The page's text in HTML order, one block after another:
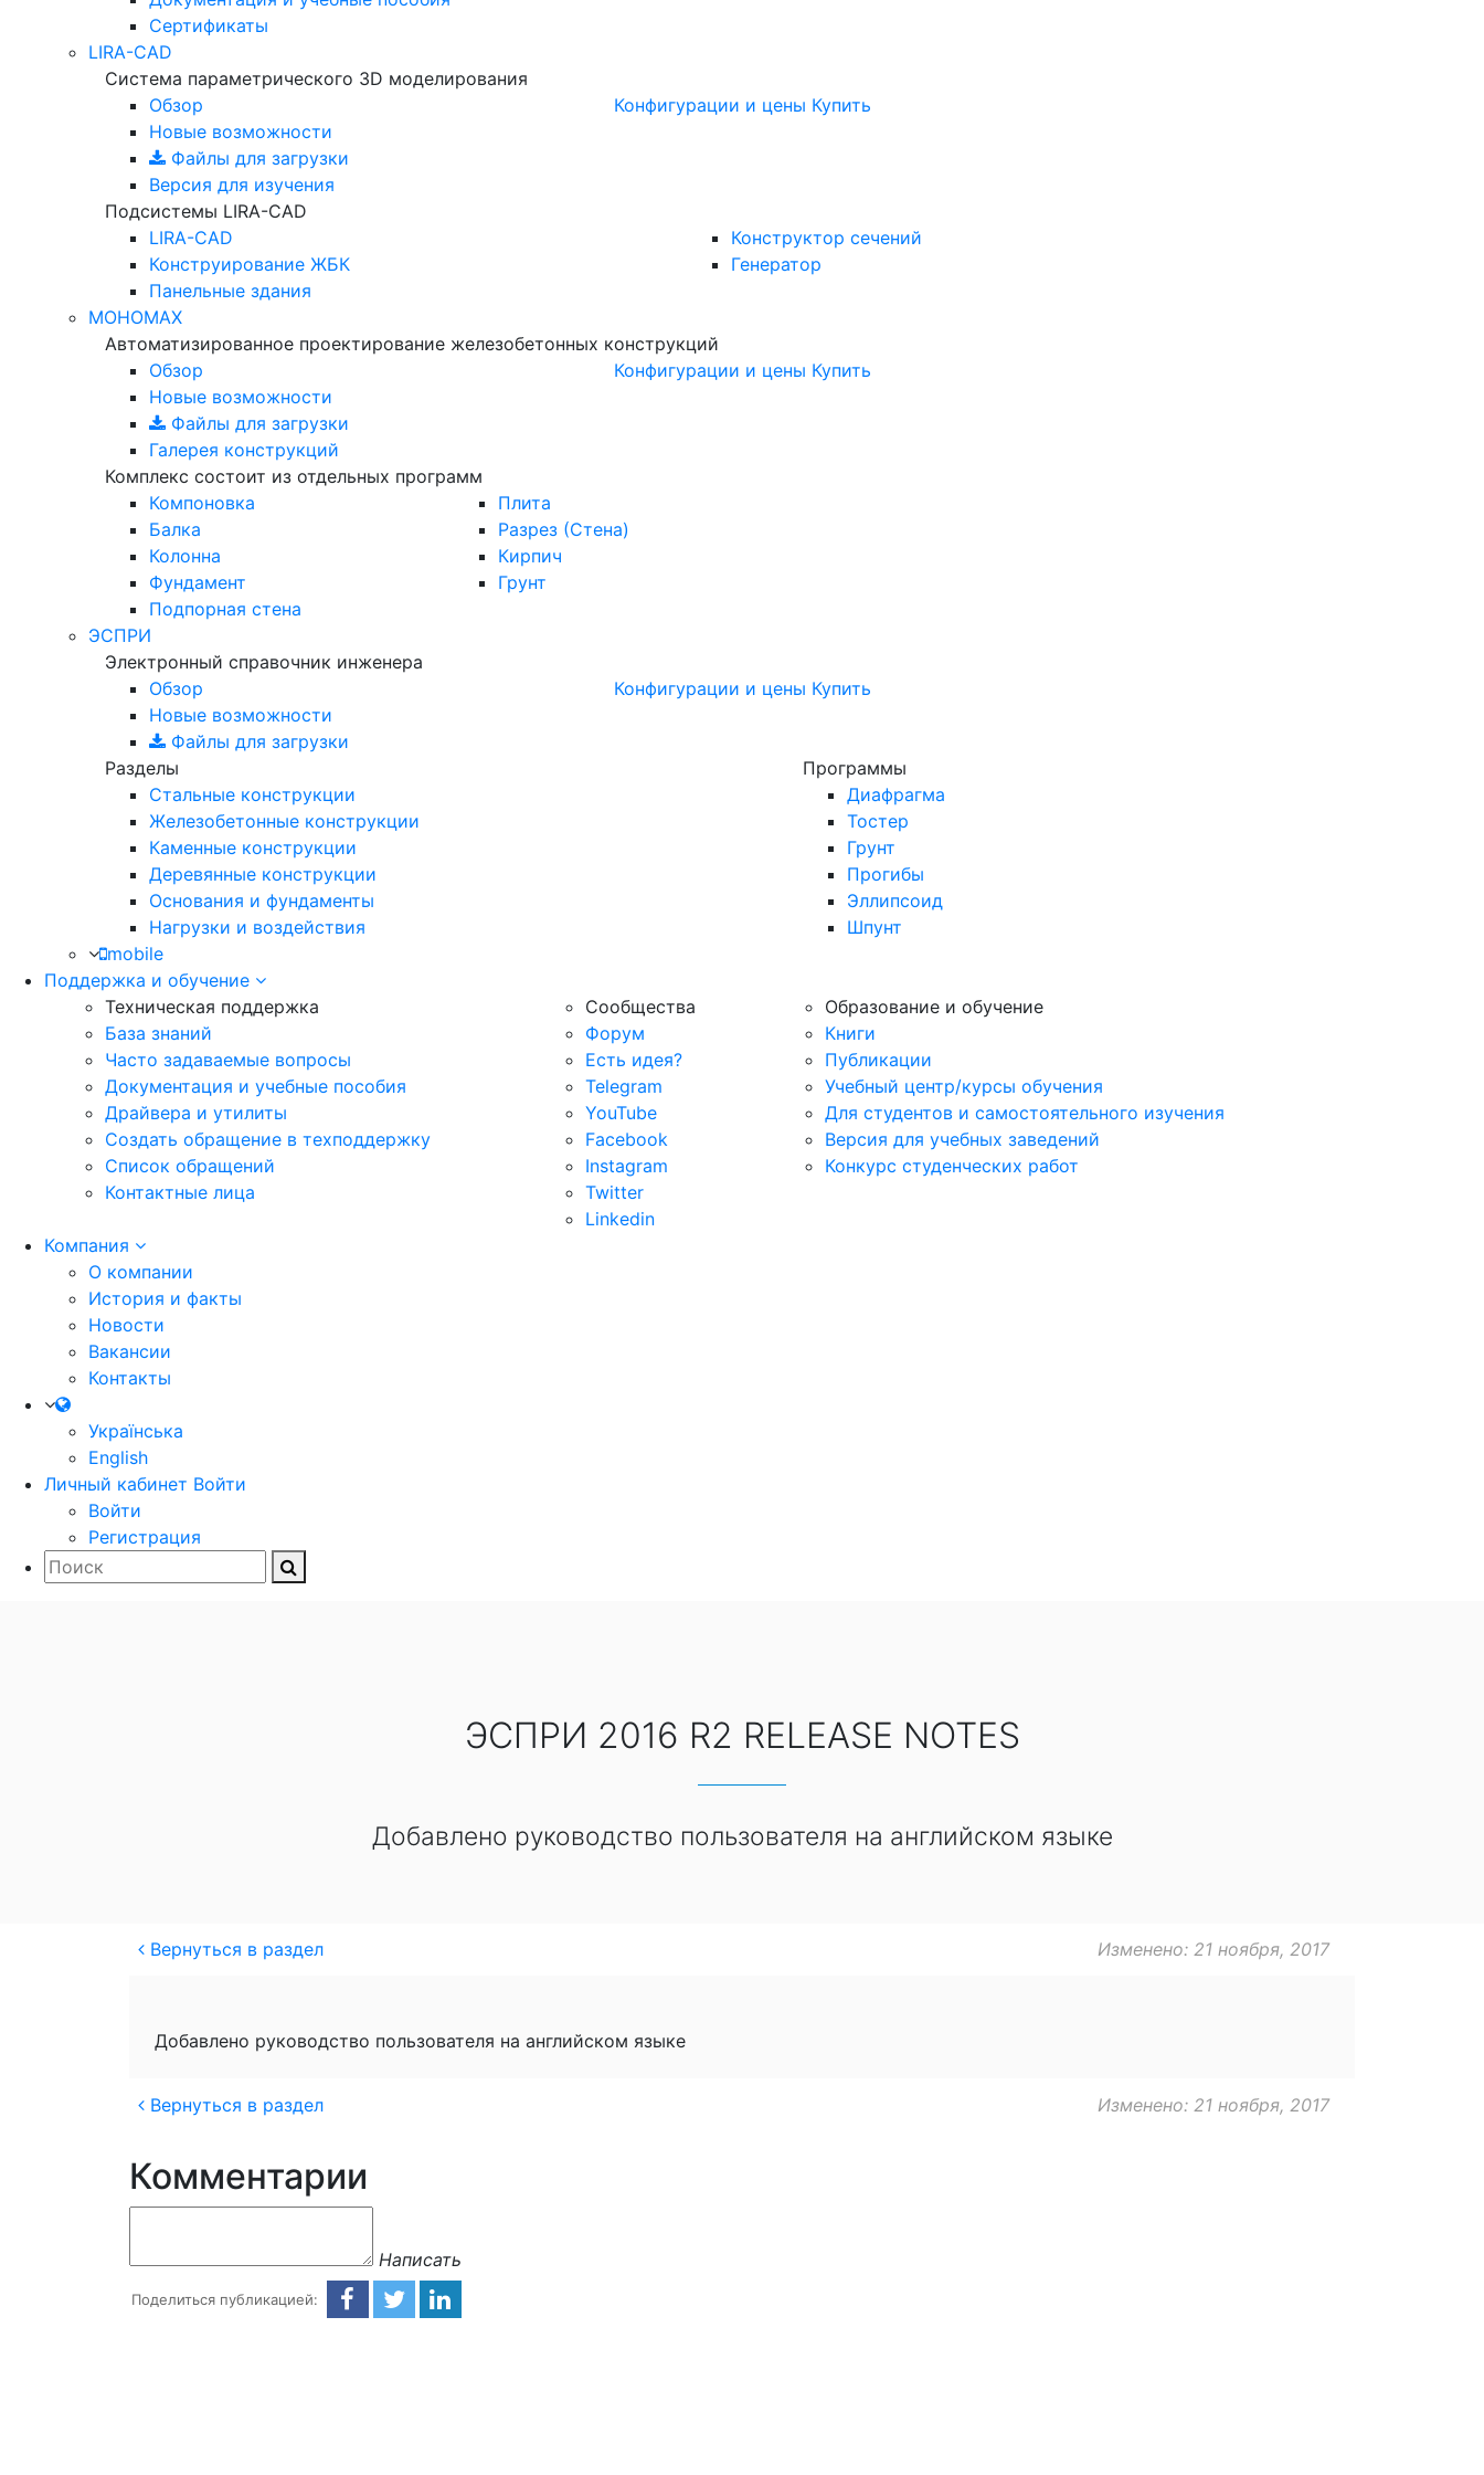
Сертификаты
LIRA-CAD
Система параметрического 3D моделирования
Обзор
Новые возможности
Файлы для загрузки
Версия для изучения
Конфигурации и цены Купить
Подсистемы LIRA-CAD
LIRA-CAD
Конструирование ЖБК
Панельные здания
Конструктор сечений
Генератор
МОНОМАХ
Автоматизированное проектирование железобетонных конструкций
Обзор
Новые возможности
Файлы для загрузки
Галерея конструкций
Конфигурации и цены Купить
Комплекс состоит из отдельных программ
Компоновка
Балка
Колонна
Фундамент
Подпорная стена
Плита
Разрез (Стена)
Кирпич
Грунт
ЭСПРИ
Электронный справочник инженера
Обзор
Новые возможности
Файлы для загрузки
Конфигурации и цены Купить
Разделы
Программы
Стальные конструкции
Железобетонные конструкции
Каменные конструкции
Деревянные конструкции
Основания и фундаменты
Нагрузки и воздействия
Диафрагма
Тостер
Грунт
Прогибы
Эллипсоид
Шпунт
mobile
Поддержка и обучение
Техническая поддержка
База знаний
Часто задаваемые вопросы
Документация и учебные пособия
Драйвера и утилиты
Создать обращение в техподдержку
Список обращений
Контактные лица
Сообщества
Форум
Есть идея?
Telegram
YouTube
Facebook
Instagram
Twitter
Linkedin
Образование и обучение
Книги
Публикации
Учебный центр/курсы обучения
Для студентов и самостоятельного изучения
Версия для учебных заведений
Конкурс студенческих работ
Компания
О компании
История и факты
Новости
Вакансии
Контакты
Українська
English
Личный кабинет Войти
Войти
Регистрация
ЭСПРИ 2016 R2 RELEASE NOTES
Добавлено руководство пользователя на английском языке
Вернуться в раздел Изменено: 21 ноября, 2017
Добавлено руководство пользователя на английском языке
Вернуться в раздел Изменено: 21 ноября, 2017
Комментарии
Написать
Поделиться публикацией: